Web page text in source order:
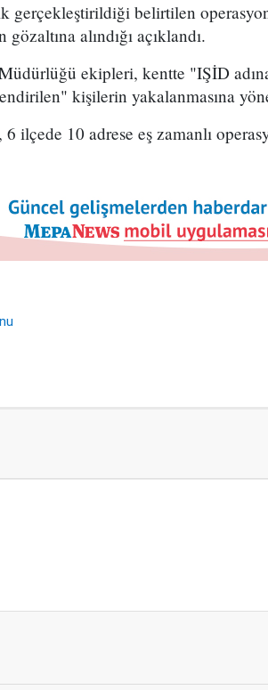
gerçekleştirildiği belirtilen
alındığı açıklandı.
ekipleri, kentte "IŞİD
kişilerin yakalanmasına
6 ilçede 10 adrese eş zamanlı